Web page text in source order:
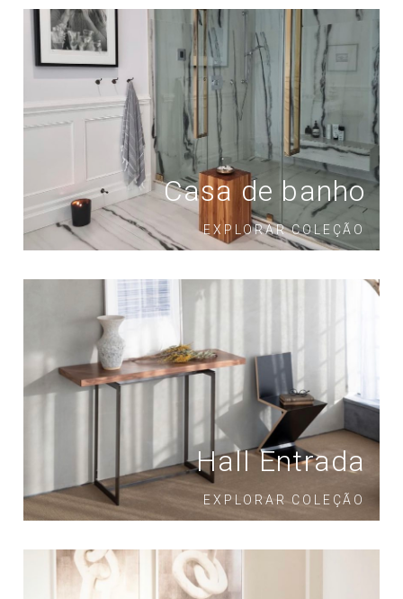
Casa de banho
EXPLORAR COLEÇÃO
Hall Entrada
EXPLORAR COLEÇÃO